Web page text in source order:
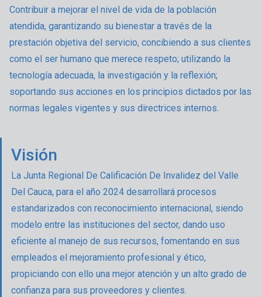
Contribuir a mejorar el nivel de vida de la población
atendida, garantizando su bienestar a través de la
prestación objetiva del servicio, concibiendo a sus clientes
como el ser humano que merece respeto; utilizando la
tecnología adecuada, la investigación y la reflexión;
soportando sus acciones en los principios dictados por las
normas legales vigentes y sus directrices internos.
Visión
La Junta Regional De Calificación De Invalidez del Valle
Del Cauca, para el año 2024 desarrollará procesos
estandarizados con reconocimiento internacional, siendo
modelo entre las instituciones del sector, dando uso
eficiente al manejo de sus recursos, fomentando en sus
empleados el mejoramiento profesional y ético,
propiciando con ello una mejor atención y un alto grado de
confianza para sus proveedores y clientes.